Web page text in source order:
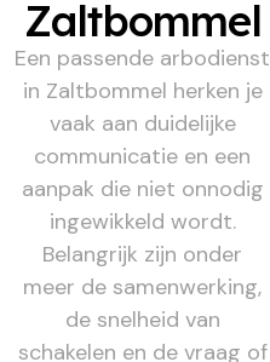
Zaltbommel
Een passende arbodienst
in Zaltbommel herken je
vaak aan duidelijke
communicatie en een
aanpak die niet onnodig
ingewikkeld wordt.
Belangrijk zijn onder
meer de samenwerking,
de snelheid van
schakelen en de vraag of